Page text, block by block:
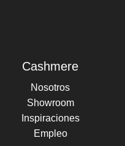
Cashmere
Nosotros
Showroom
Inspiraciones
Empleo